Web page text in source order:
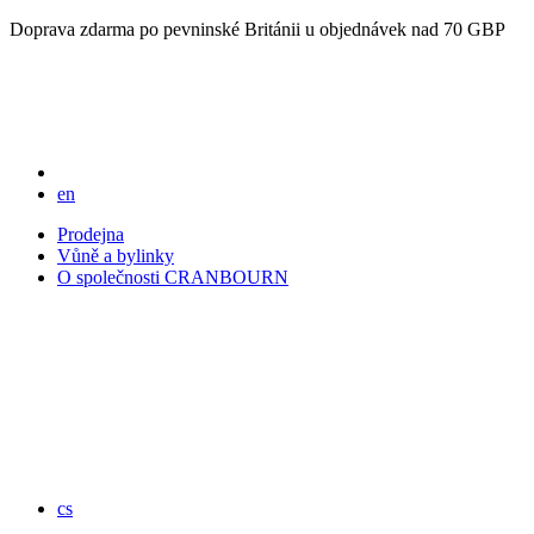
Doprava zdarma po pevninské Británii u objednávek nad 70 GBP
en
Prodejna
Vůně a bylinky
O společnosti CRANBOURN
cs